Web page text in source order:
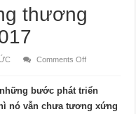
thương
Comments Offon
trong
thương
mại
bước phát triển
nó vẫn chưa tương xứng